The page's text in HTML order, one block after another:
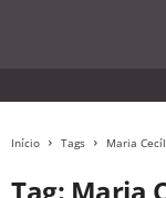
Início Tags Maria